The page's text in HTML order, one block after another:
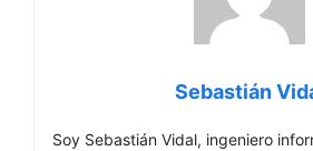
Sebastián
Soy Sebastián Vidal, ingeniero